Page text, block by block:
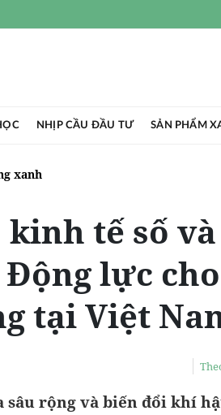
NHỊP CẦU ĐẦU TƯ SẢN PHẨM
xanh
tế số
lực
tại Việt
rộng và biến đổi khí